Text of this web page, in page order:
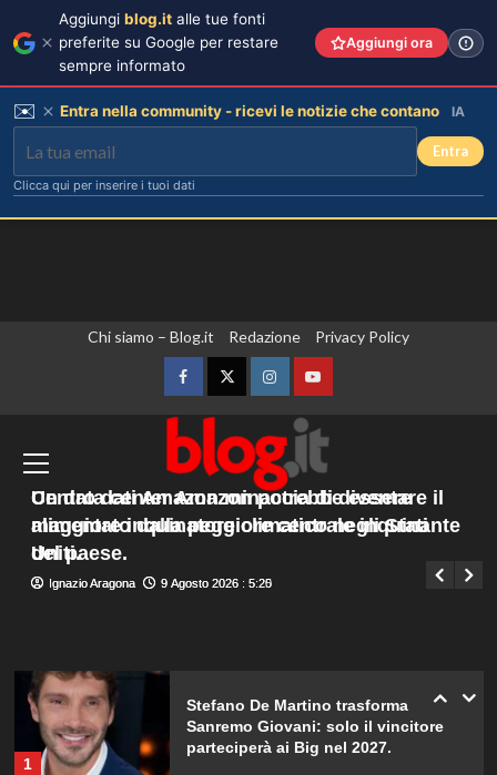
Chi siamo – Blog.it Redazione Privacy Policy
FacebookTwitterInstagramYouTube
Menu
principale
Zelensky “Abbiamo accordi con gli Usa
per una fornitura mensile di missili.
Sono sufficienti? No”
Giuseppe Recca 9 Agosto 2026 : 1:40
Un data center Amazon potrebbe essere
alimentato dalla peggiore centrale inquinante
del paese.
Ignazio Aragona 9 Agosto 2026 : 5:25
Centro dati Amazon minaccia di diventare il
maggiore inquinatore climatico negli Stati
Uniti.
Ignazio Aragona 9 Agosto 2026 : 5:20
Rosanna Siino di Uomini e Donne:
sfogo contro gli haters dopo la foto
con Giovanni.
Irina Shayk svela la sua estate tra
natura e animali: bikini mozzafiato e
scatti incredibili.
Piano di Harry e Meghan per
1
Stefano De Martino trasforma
Sanremo Giovani: solo il vincitore
parteciperà ai Big nel 2027.
Aggiungi blog.it alle tue fonti
preferite su Google per restare
sempre informato
Aggiungi ora
✉️ Entra nella community - ricevi le notizie che contano IA
Entra
Clicca qui per inserire i tuoi dati